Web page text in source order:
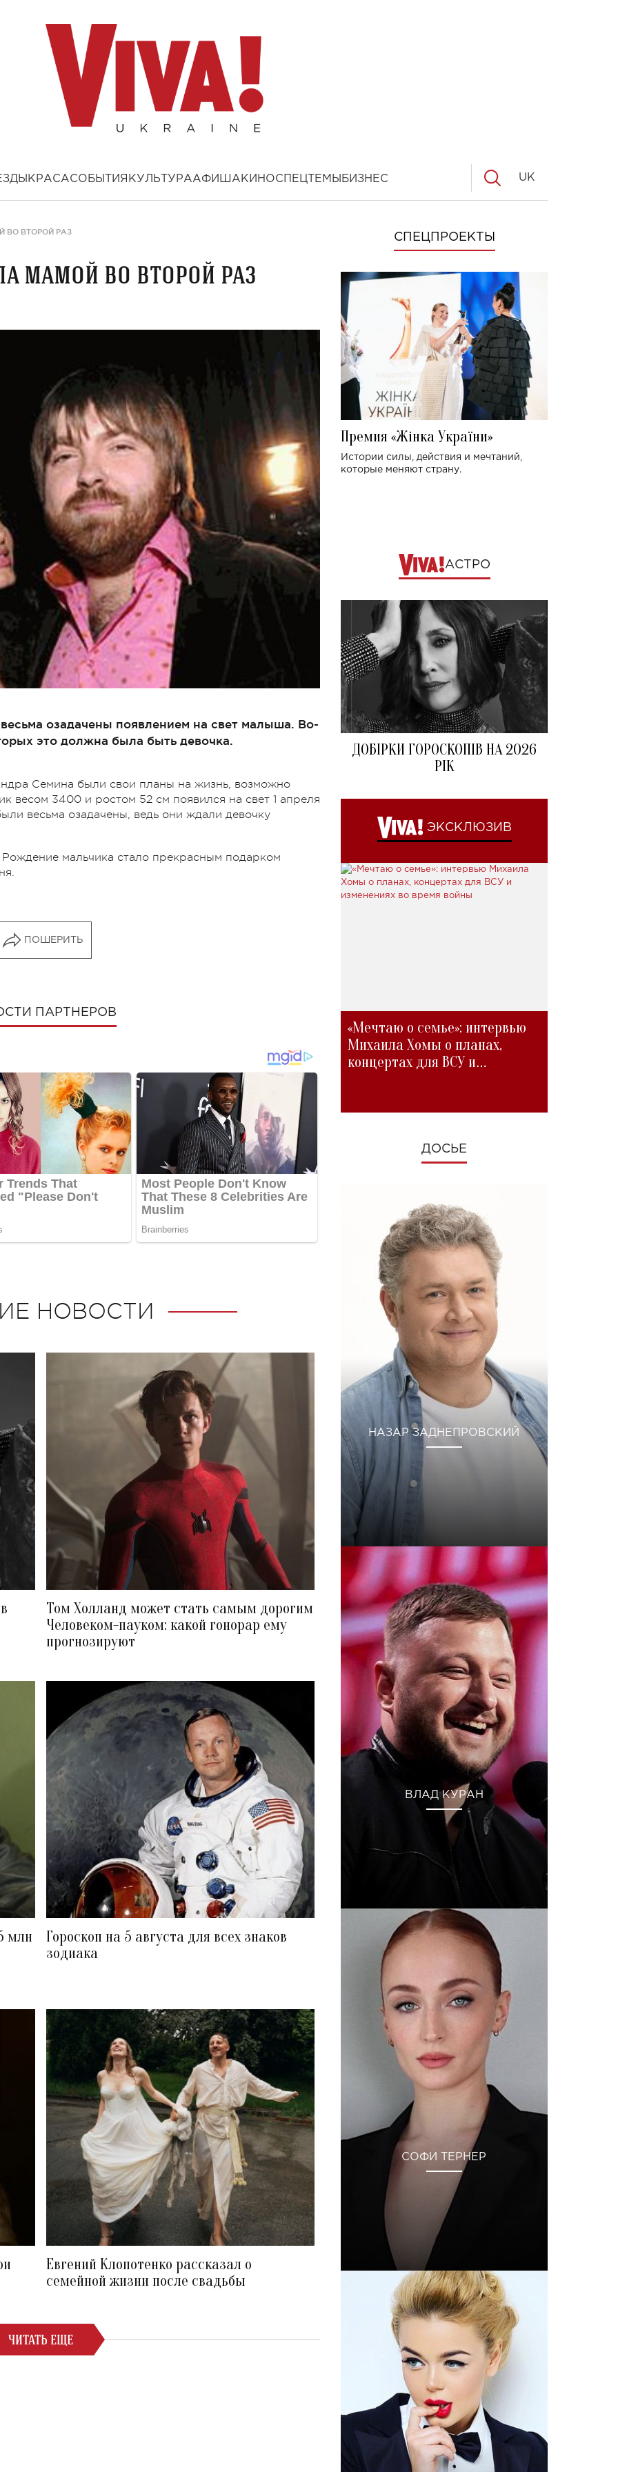
КРАСАСОБЫТИЯ КУЛЬТУРААФИША КИНОСПЕЦТЕМЫ БИЗНЕС UK
ВО ВТОРОЙ РАЗ
мамой во второй раз
озадачены появлением на свет малыша. Во-
это должна была быть девочка.
Семина были свои планы на жизнь, возможно
весом 3400 и ростом 52 см появился на свет 1 апреля
весьма озадачены, ведь они ждали девочку
мальчика стало прекрасным подарком
ПОШЕРИТЬ
ПАРТНЕРОВ
НОВОСТИ
Том Холланд может стать самым дорогим
Человеком-пауком: какой гонорар ему
прогнозируют
млн
Гороскоп на 5 августа для всех знаков
зодиака
Евгений Клопотенко рассказал о
семейной жизни после свадьбы
ЧИТАТЬ ЕЩЕ
СПЕЦПРОЕКТЫ
Премия «Жінка України»
Истории силы, действия и мечтаний,
которые меняют страну.
АСТРО
ДОБІРКИ ГОРОСКОПІВ НА 2026
РІК
ЭКСКЛЮЗИВ
«Мечтаю о семье»: интервью
Михаила Хомы о планах,
концертах для ВСУ и
ДОСЬЕ
НАЗАР ЗАДНЕПРОВСКИЙ
ВЛАД КУРАН
СОФИ ТЕРНЕР